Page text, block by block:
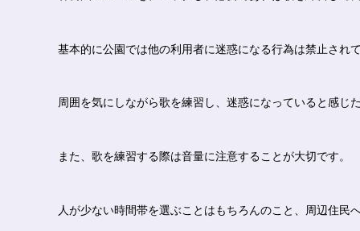
基本的に公園では他の利用者に迷惑になる行為は禁止され
周囲を気にしながら歌を練習し、迷惑になっていると感じ
また、歌を練習する際は音量に注意することが大切です。
人が少ない時間帯を選ぶことはもちろんのこと、周辺住